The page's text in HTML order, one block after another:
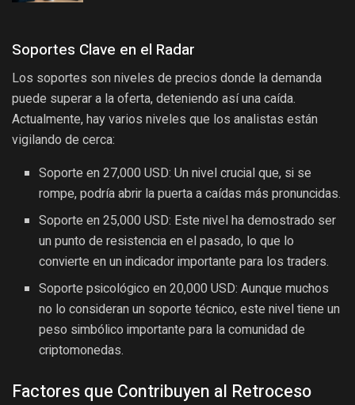
Soportes Clave en el Radar
Los soportes son niveles de precios donde la demanda
puede superar a la oferta, deteniendo así una caída.
Actualmente, hay varios niveles que los analistas están
vigilando de cerca:
Soporte en 27,000 USD: Un nivel crucial que, si se
rompe, podría abrir la puerta a caídas más pronuncidas.
Soporte en 25,000 USD: Este nivel ha demostrado ser
un punto de resistencia en el pasado, lo que lo
convierte en un indicador importante para los traders.
Soporte psicológico en 20,000 USD: Aunque muchos
no lo consideran un soporte técnico, este nivel tiene un
peso simbólico importante para la comunidad de
criptomonedas.
Factores que Contribuyen al Retroceso